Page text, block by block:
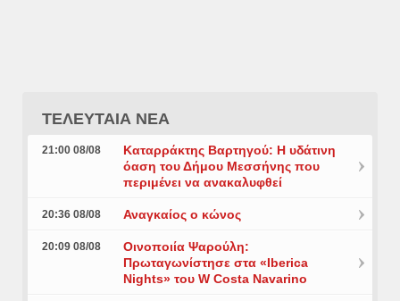
ΤΕΛΕΥΤΑΙΑ ΝΕΑ
21:00 08/08
Καταρράκτης Βαρτηγού: Η υδάτινη
όαση του Δήμου Μεσσήνης που
περιμένει να ανακαλυφθεί
20:36 08/08 Αναγκαίος ο κώνος
20:09 08/08
Οινοποιία Ψαρούλη:
Πρωταγωνίστησε στα «Iberica
Nights» του W Costa Navarino